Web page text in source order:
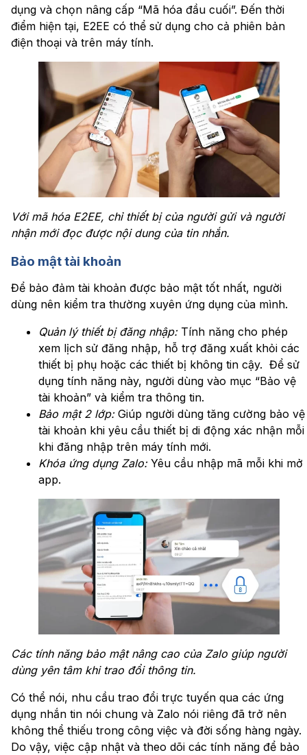
dụng và chọn nâng cấp “Mã hóa đầu cuối”. Đến thời
điểm hiện tại, E2EE có thể sử dụng cho cả phiên bản
điện thoại và trên máy tính.
Với mã hóa E2EE, chỉ thiết bị của người gửi và người
nhận mới đọc được nội dung của tin nhắn.
Bảo mật tài khoản
Để bảo đảm tài khoản được bảo mật tốt nhất, người
dùng nên kiểm tra thường xuyên ứng dụng của mình.
Quản lý thiết bị đăng nhập:Tính năng cho phép
xem lịch sử đăng nhập, hỗ trợ đăng xuất khỏi các
thiết bị phụ hoặc các thiết bị không tin cậy. Để sử
dụng tính năng này, người dùng vào mục “Bảo vệ
tài khoản” và kiểm tra thông tin.
Bảo mật 2 lớp:Giúp người dùng tăng cường bảo vệ
tài khoản khi yêu cầu thiết bị di động xác nhận mỗi
khi đăng nhập trên máy tính mới.
Khóa ứng dụng Zalo:Yêu cầu nhập mã mỗi khi mở
app.
Các tính năng bảo mật nâng cao của Zalo giúp người
dùng yên tâm khi trao đổi thông tin.
Có thể nói, nhu cầu trao đổi trực tuyến qua các ứng
dụng nhắn tin nói chung và Zalo nói riêng đã trở nên
không thể thiếu trong công việc và đời sống hàng ngày.
Do vậy, việc cập nhật và theo dõi các tính năng để bảo